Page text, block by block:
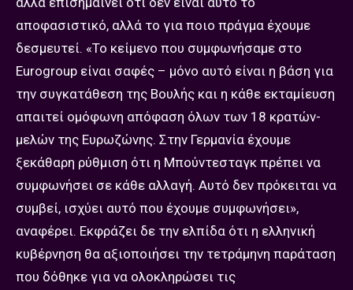
αποφασιστικό, αλλά το για ποιο πράγμα έχουμε
δεσμευτεί. «Το κείμενο που συμφωνήσαμε στο
Eurogroup είναι σαφές – μόνο αυτό είναι η βάση για
την συγκατάθεση της Βουλής και η κάθε εκταμίευση
απαιτεί ομόφωνη απόφαση όλων των 18 κρατών-
μελών της Ευρωζώνης. Στην Γερμανία έχουμε
ξεκάθαρη ρύθμιση ότι η Μπούντεσταγκ πρέπει να
συμφωνήσει σε κάθε αλλαγή. Αυτό δεν πρόκειται να
συμβεί, ισχύει αυτό που έχουμε συμφωνήσει»,
αναφέρει. Εκφράζει δε την ελπίδα ότι η ελληνική
κυβέρνηση θα αξιοποιήσει την τετράμηνη παράταση
που δόθηκε για να ολοκληρώσει τις